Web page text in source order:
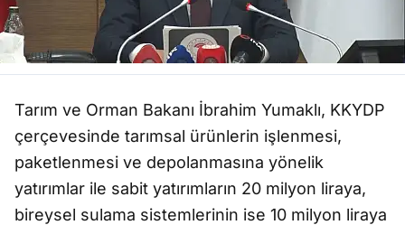
Tarım ve Orman Bakanı İbrahim Yumaklı, KKYDP
çerçevesinde tarımsal ürünlerin işlenmesi,
paketlenmesi ve depolanmasına yönelik
yatırımlar ile sabit yatırımların 20 milyon liraya,
bireysel sulama sistemlerinin ise 10 milyon liraya